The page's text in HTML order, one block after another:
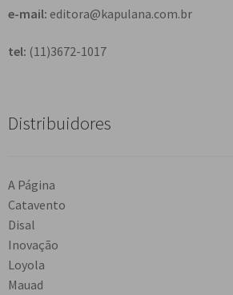
e-mail: editora@kapulana.com.br
tel: (11)3672-1017
Distribuidores
A Página
Catavento
Disal
Inovação
Loyola
Mauad